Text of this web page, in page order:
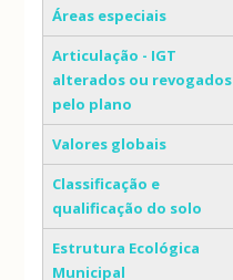
Áreas especiais
Articulação - IGT
alterados ou revogados
pelo plano
Valores globais
Classificação e
qualificação do solo
Estrutura Ecológica
Municipal